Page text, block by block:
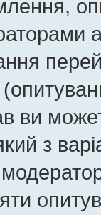
ви
з